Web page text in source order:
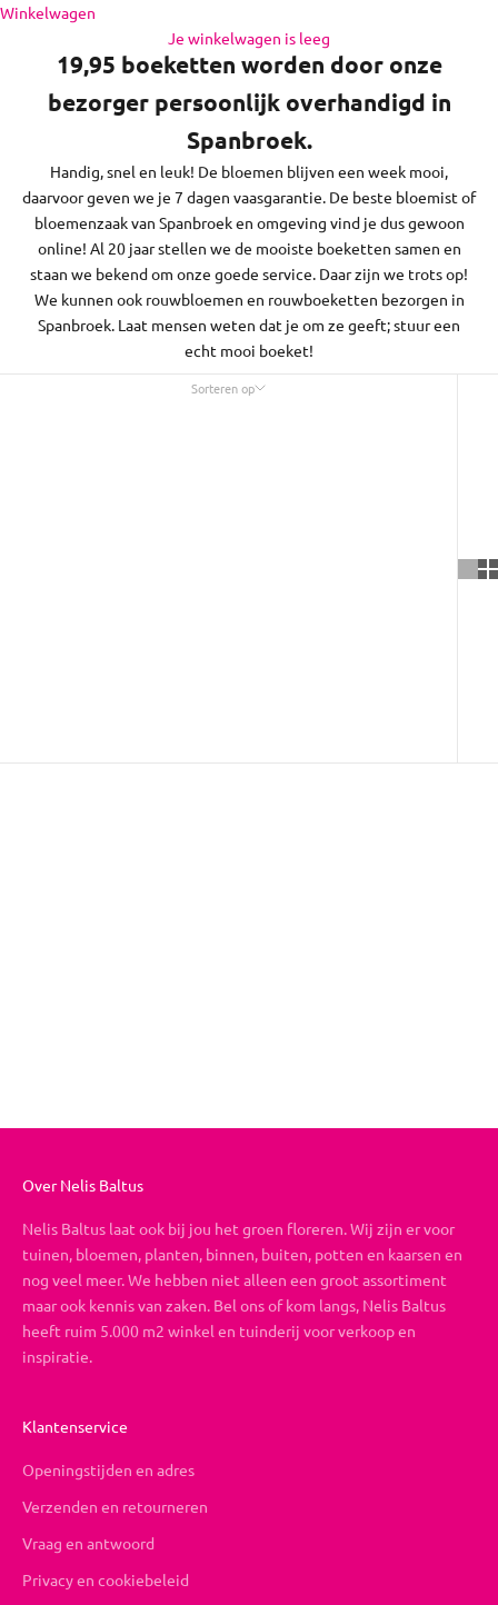
Naar inhoud
Winkelwagen
Je winkelwagen is leeg
en de regio daaromheen, op zon- en feestdagen bezorgen we
niet.
19,95 boeketten worden door onze
bezorger persoonlijk overhandigd in
Spanbroek.
Handig, snel en leuk! De bloemen blijven een week mooi,
daarvoor geven we je 7 dagen vaasgarantie. De beste bloemist of
bloemenzaak van Spanbroek en omgeving vind je dus gewoon
online! Al 20 jaar stellen we de mooiste boeketten samen en
staan we bekend om onze goede service. Daar zijn we trots op!
We kunnen ook rouwbloemen en rouwboeketten bezorgen in
Spanbroek. Laat mensen weten dat je om ze geeft; stuur een
echt mooi boeket!
Sorteren op
Over Nelis Baltus
Nelis Baltus laat ook bij jou het groen floreren. Wij zijn er voor
tuinen, bloemen, planten, binnen, buiten, potten en kaarsen en
nog veel meer. We hebben niet alleen een groot assortiment
maar ook kennis van zaken. Bel ons of kom langs, Nelis Baltus
heeft ruim 5.000 m2 winkel en tuinderij voor verkoop en
inspiratie.
Klantenservice
Openingstijden en adres
Verzenden en retourneren
Vraag en antwoord
Privacy en cookiebeleid